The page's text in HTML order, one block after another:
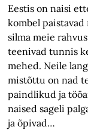
Eestis on naisi
kombel
silma meie
teenivad tunnis
mehed. Neile
mistõttu on nad
paindlikud ja
naised sageli
ja õpivad…